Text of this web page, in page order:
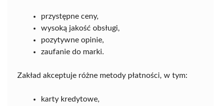
przystępne ceny,
wysoką jakość obsługi,
pozytywne opinie,
zaufanie do marki.
Zakład akceptuje różne metody płatności, w tym:
karty kredytowe,